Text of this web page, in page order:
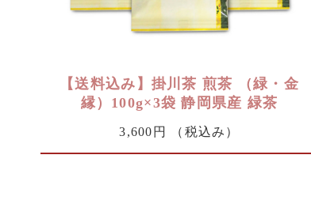
【送料込み】掛川茶 煎茶 （緑・金
縁）100g×3袋 静岡県産 緑茶
3,600円 （税込み）